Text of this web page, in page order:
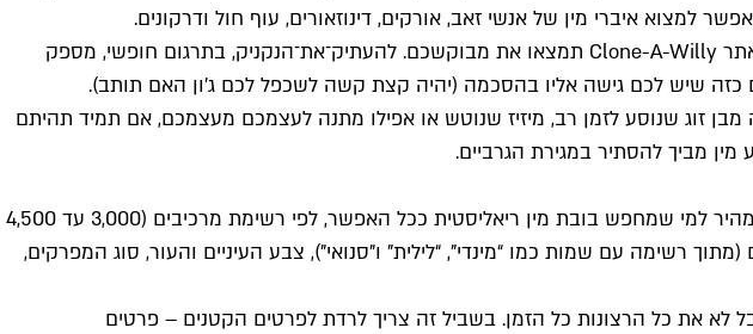
איברי מין של אנשי זאב, אורקים, דינוזאורים, עוף חול ודרקונים.
אם אתם מעדיפים את הדילדו שלכם אנושי ונוהגים, לצורך העניין, לאונן מול תמונות של עצמכם, כנראה באתר Clone-A-Willy תמצאו את מבוקשכם. להעתיק־את־הנקניק, בתרגום חופשי, מספק
זוג שנוסע לזמן רב, מיזיז שנוטש או אפילו מתנה לעצמכם מעצמכם, אם תמיד תהיתם
מספק פתרון קל ומהיר למי שמחפש בובת מין ריאליסטית ככל האפשר, לפי רשימת מרכיבים (3,000 עד 4,500
צורת הפנים (מתוך רשימה עם שמות כמו “מינדי", “לילית" ו"סנואי"), צבע העיניים והעור, סוג המפרקים,
את כל הרצונות כל הזמן. בשביל זה צריך לרדת לפרטים הקטנים – פרטים